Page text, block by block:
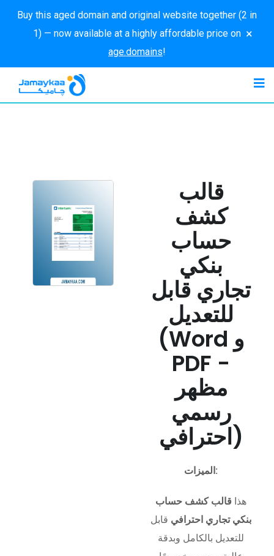
Buy this aged domain and original website together (2 in
1) — now available at a highly affordable price on
age.domains!
×
قالب
كشف
حساب
بنكي
تجاري قابل
للتعديل
(Word و
PDF -
مظهر
رسمي
احترافي)
الميزات:
هذا قالب كشف حساب
بنكي تجاري احترافي قابل
للتعديل بالكامل وبدقة